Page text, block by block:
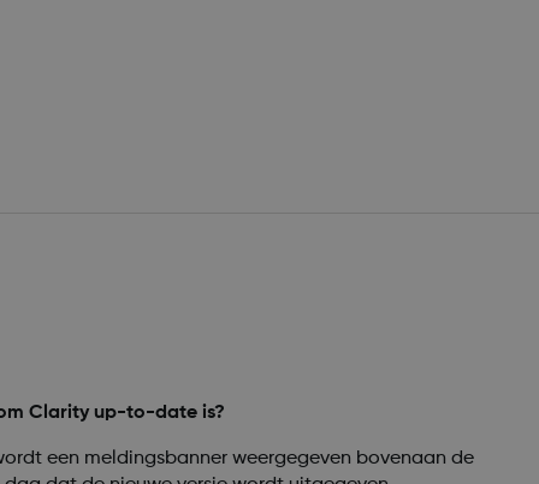
Clarity up-to-date is?
een meldingsbanner weergegeven bovenaan de